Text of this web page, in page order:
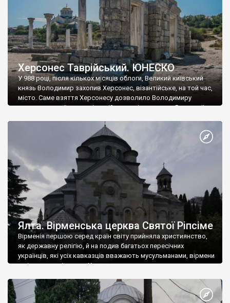
Херсонес Таврійський. ЮНЕСКО
У 988 році, після кількох місяців облоги, Великий київський
князь Володимир захопив Херсонес, візантійське, на той час,
місто. Саме взяття Херсонесу дозволило Володимиру
диктувати свої умови візантійському імператору Василю ІІ, та
Херсонесі Володимир-язичник, став Василем-християнином.
А потім було Хрещення Русі. На честь Херсонесу Таврійського
Ялта. Вірменська церква Святої Ріпсіме
Вірменія першою серед країн світу прийняла християнство,
як державну релігію, й на подив багатьох пересічних
українців, які усіх кавказців вважають мусульманами, вірмени
є відданими вірянами Христа